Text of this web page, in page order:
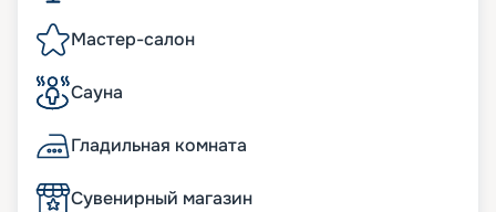
Мастер-салон
Сауна
Гладильная комната
Сувенирный магазин